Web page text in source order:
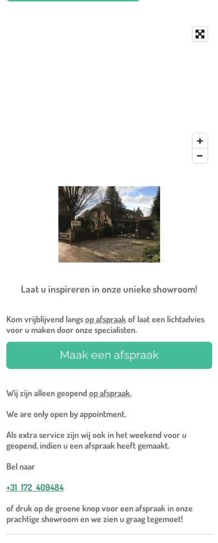
Laat u inspireren in onze unieke showroom!
Kom vrijblijvend langsop afspraakof laat een lichtadvies
voor u maken door onze specialisten.
Maak een afspraak
Wij zijn alleen geopendop afspraak.
We are only open by appointment.
Als extra service zijn wij ook in het weekend voor u
geopend, indien u een afspraak heeft gemaakt.
Bel naar
+31 172 409484
of druk op de groene knop voor een afspraak in onze
prachtige showroom en we zien u graag tegemoet!